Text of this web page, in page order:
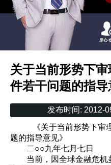
关于当前形势下
件若干问题的指导
发布时间: 2012-
《关于当前形势下审理
题的指导意见》
二○○九年七月七日
当前，因全球金融危机